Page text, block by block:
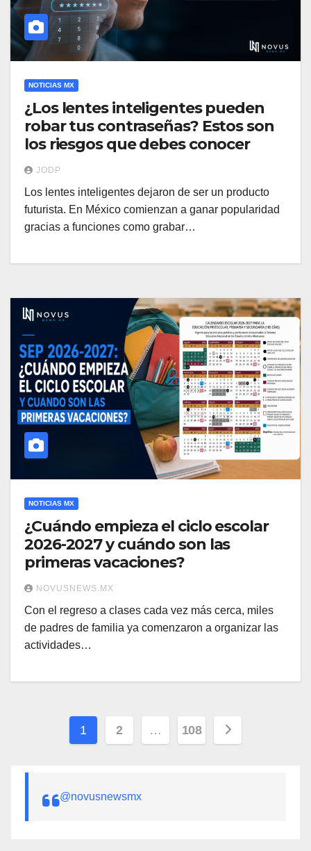
NOTICIAS MX
¿Los lentes inteligentes pueden
robar tus contraseñas? Estos son
los riesgos que debes conocer
JODP
Los lentes inteligentes dejaron de ser un producto
futurista. En México comienzan a ganar popularidad
gracias a funciones como grabar…
NOTICIAS MX
¿Cuándo empieza el ciclo escolar
2026-2027 y cuándo son las
primeras vacaciones?
NOVUSNEWS.MX
Con el regreso a clases cada vez más cerca, miles
de padres de familia ya comenzaron a organizar las
actividades…
Paginación
entradas
1 2 … 108
@novusnewsmx